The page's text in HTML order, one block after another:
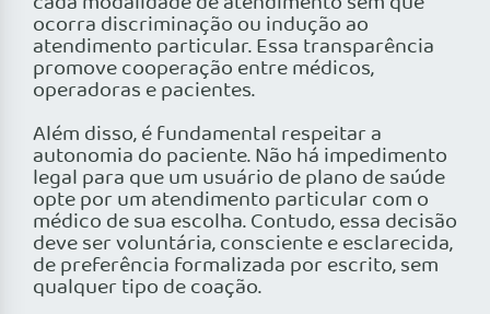
ocorra discriminação ou indução ao
atendimento particular. Essa transparência
promove cooperação entre médicos,
operadoras e pacientes.
Além disso, é fundamental respeitar a
autonomia do paciente. Não há impedimento
legal para que um usuário de plano de saúde
opte por um atendimento particular com o
médico de sua escolha. Contudo, essa decisão
deve ser voluntária, consciente e esclarecida,
de preferência formalizada por escrito, sem
qualquer tipo de coação.